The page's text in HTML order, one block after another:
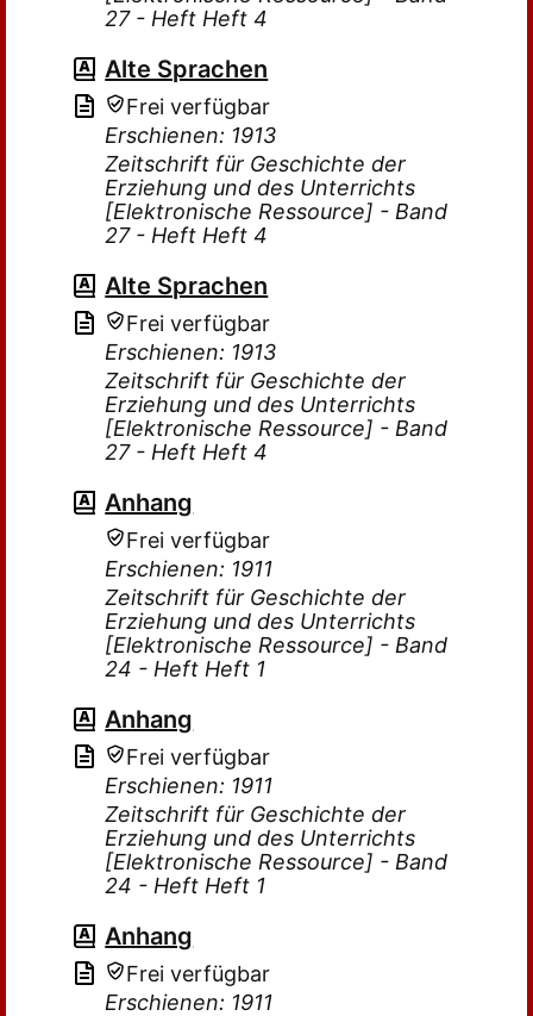
27 - Heft Heft 4
Alte Sprachen
Frei verfügbar
Erschienen: 1913
Zeitschrift für Geschichte der
Erziehung und des Unterrichts
[Elektronische Ressource] - Band
27 - Heft Heft 4
Alte Sprachen
Frei verfügbar
Erschienen: 1913
Zeitschrift für Geschichte der
Erziehung und des Unterrichts
[Elektronische Ressource] - Band
27 - Heft Heft 4
Anhang
Frei verfügbar
Erschienen: 1911
Zeitschrift für Geschichte der
Erziehung und des Unterrichts
[Elektronische Ressource] - Band
24 - Heft Heft 1
Anhang
Frei verfügbar
Erschienen: 1911
Zeitschrift für Geschichte der
Erziehung und des Unterrichts
[Elektronische Ressource] - Band
24 - Heft Heft 1
Anhang
Frei verfügbar
Erschienen: 1911